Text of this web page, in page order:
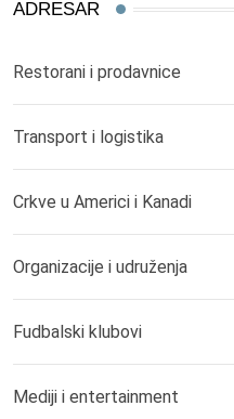
ADRESAR
Restorani i prodavnice
Transport i logistika
Crkve u Americi i Kanadi
Organizacije i udruženja
Fudbalski klubovi
Mediji i entertainment